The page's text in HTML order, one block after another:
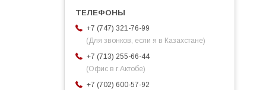
+7 (747) 321-76-99
(Для звонков, если я в Казахстане)
+7 (713) 255-66-44
(Офис в г.Актобе)
+7 (702) 600-57-92